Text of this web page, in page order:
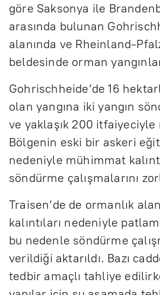
göre Saksonya ile
arasında bulunan
alanında ve Rheinland-
beldesinde orman
Gohrischheide’de 16
olan yangına iki yangın
ve yaklaşık 200
Bölgenin eski bir askeri
nedeniyle mühimmat
söndürme çalışmalarını
Traisen’de de ormanlık
kalıntıları nedeniyle
bu nedenle söndürme
verildiği aktarıldı. Bazı
tedbir amaçlı tahliye